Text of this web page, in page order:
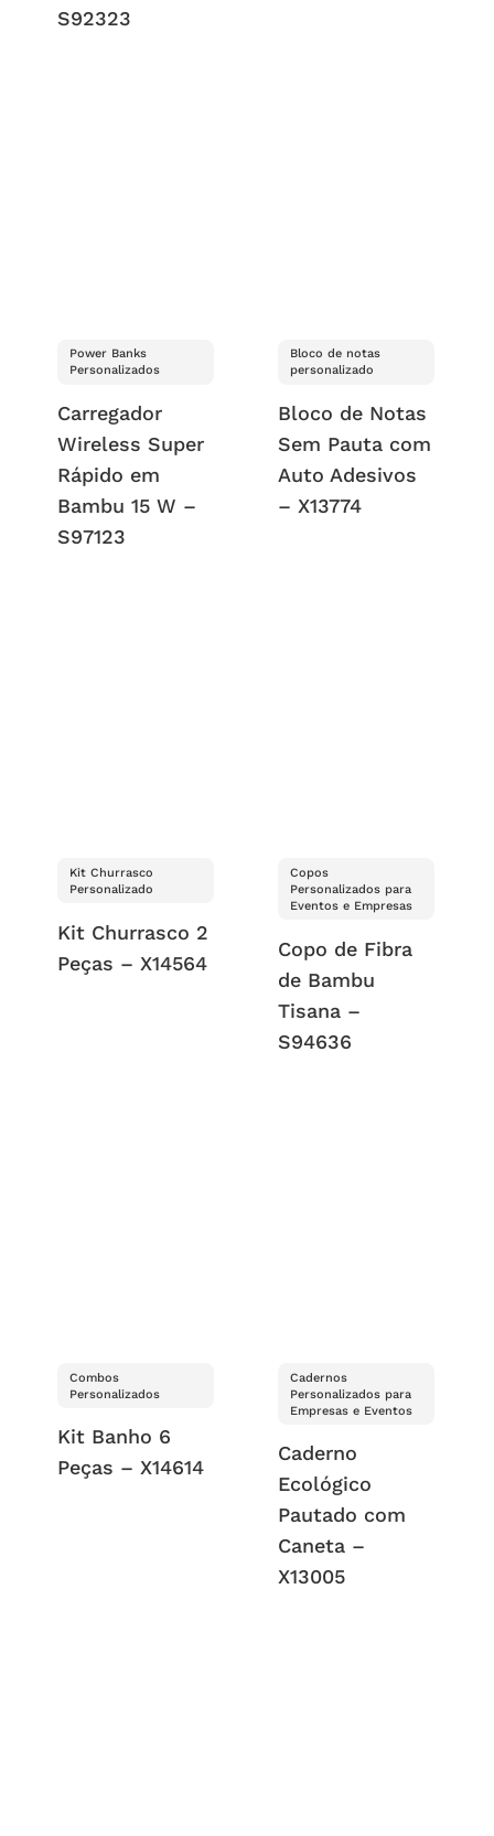
S92323
Power Banks
Personalizados
Carregador
Wireless Super
Rápido em
Bambu 15 W –
S97123
Bloco de notas
personalizado
Bloco de Notas
Sem Pauta com
Auto Adesivos
– X13774
Kit Churrasco
Personalizado
Kit Churrasco 2
Peças – X14564
Copos
Personalizados para
Eventos e Empresas
Copo de Fibra
de Bambu
Tisana –
S94636
Combos
Personalizados
Kit Banho 6
Peças – X14614
Cadernos
Personalizados para
Empresas e Eventos
Caderno
Ecológico
Pautado com
Caneta –
X13005